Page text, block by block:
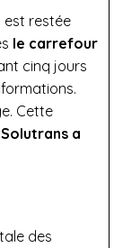
est restée
le carrefour
cinq jours
Cette
Solutrans a
des